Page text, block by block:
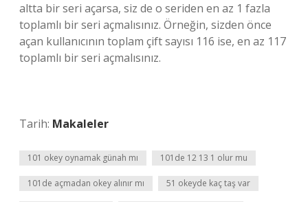
altta bir seri açarsa, siz de o seriden en az 1 fazla
toplamlı bir seri açmalısınız. Örneğin, sizden önce
açan kullanıcının toplam çift sayısı 116 ise, en az 117
toplamlı bir seri açmalısınız.
Tarih: Makaleler
101 okey oynamak günah mı 101de 12 13 1 olur mu
101de açmadan okey alınır mı 51 okeyde kaç taş var